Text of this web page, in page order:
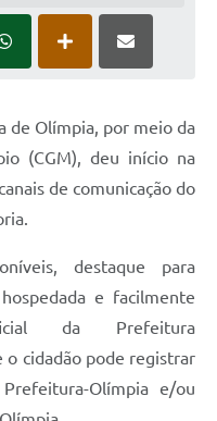
de Olímpia, por meio da
(CGM), deu início na
de comunicação do
destaque para
e facilmente
da Prefeitura
o cidadão pode registrar
Olímpia e/ou